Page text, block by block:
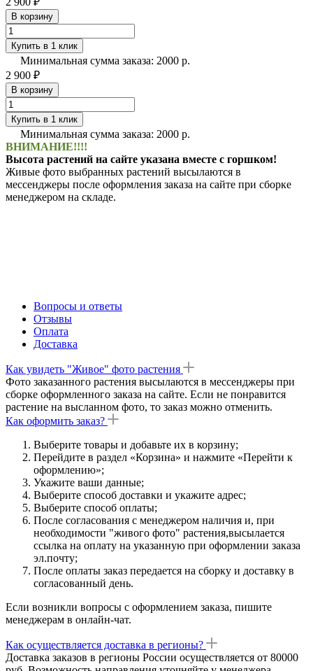
В корзину
Купить в 1 клик
Минимальная сумма заказа: 2000 р.
2 900 ₽
В корзину
Купить в 1 клик
Минимальная сумма заказа: 2000 р.
ВНИМАНИЕ!!!!
Высота растений на сайте указана вместе с горшком!
Живые фото выбранных растений высылаются в
мессенджеры после оформления заказа на сайте при сборке
менеджером на складе.
Вопросы и ответы
Отзывы
Оплата
Доставка
Как увидеть "Живое" фото растения
Фото заказанного растения высылаются в мессенджеры при
сборке оформленного заказа на сайте. Если не понравится
растение на высланном фото, то заказ можно отменить.
Как оформить заказ?
Выберите товары и добавьте их в корзину;
Перейдите в раздел «Корзина» и нажмите «Перейти к
оформлению»;
Укажите ваши данные;
Выберите способ доставки и укажите адрес;
Выберите способ оплаты;
После согласования с менеджером наличия и, при
необходимости "живого фото" растения,высылается
ссылка на оплату на указанную при оформлении заказа
эл.почту;
После оплаты заказ передается на сборку и доставку в
согласованный день.
Если возникли вопросы с оформлением заказа, пишите
менеджерам в онлайн-чат.
Как осуществляется доставка в регионы?
Доставка заказов в регионы России осуществляется от 80000